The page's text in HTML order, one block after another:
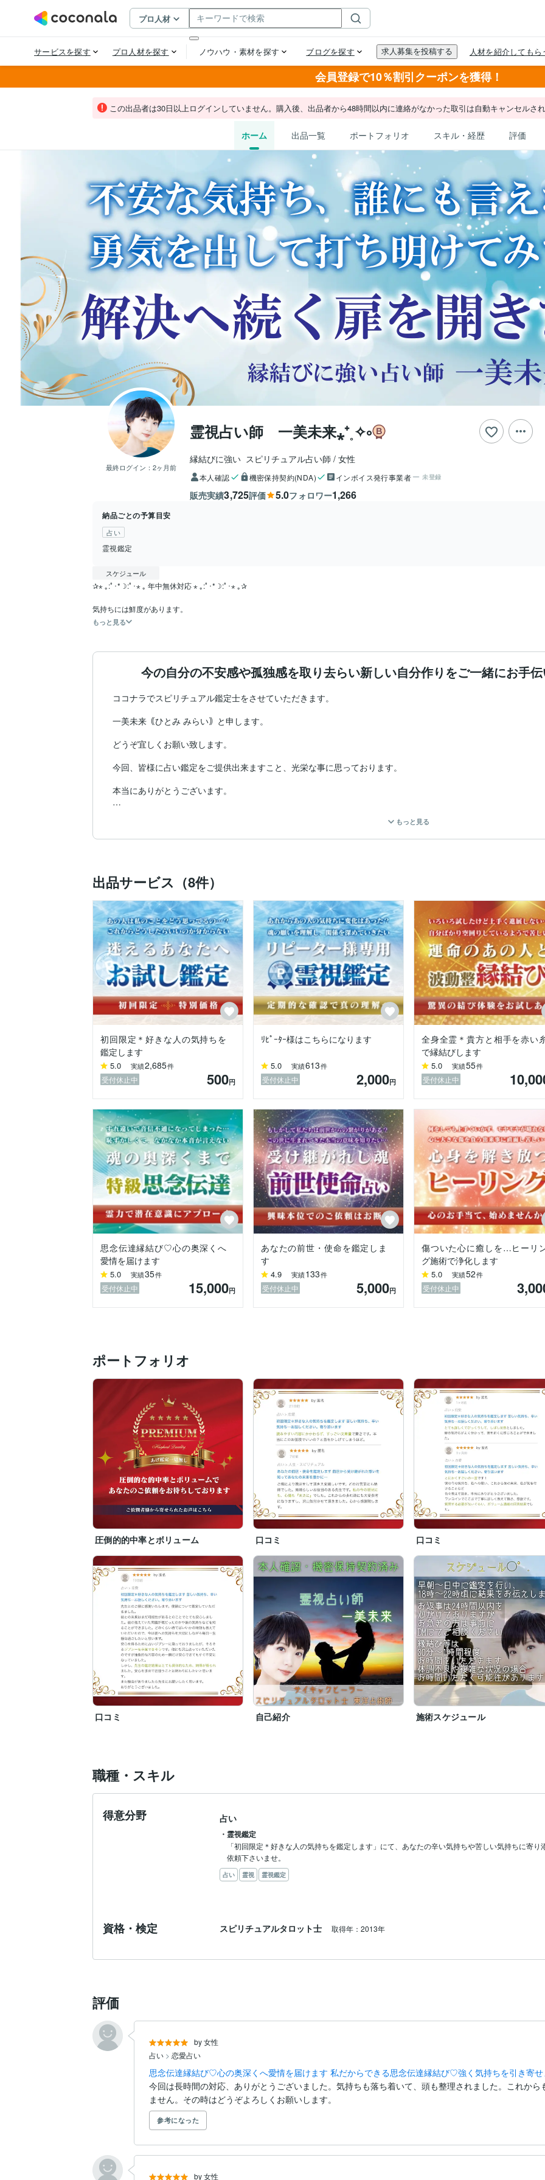
会員登録で10％割引クーポンを獲得！
この出品者は30日以上ログインしていません。購入後、出品者から48時間以内に連絡がなかった取引は自動キャンセルさ
ホーム 出品一覧 ポートフォリオ スキル・経歴 評価
最終ログイン： 2ヶ月前
霊視占い師 一美未来⁎⁺˳✧༚
縁結びに強い  スピリチュアル占い師 女性
本人確認 機密保持契約(NDA) インボイス発行事業者 未登録
販売実績3,725評価 5.0フォロワー1,266
納品ごとの予算目安
占い
霊視鑑定
スケジュール
✰⋆ ｡:ﾟ･*☽:ﾟ･⋆ ｡ 年中無休対応 ⋆ ｡:ﾟ･*☽:ﾟ･⋆ ｡✰
もっと見る
今の自分の不安感や孤独感を取り去らい新しい自分作りをご一緒にお手
ココナラでスピリチュアル鑑定士をさせていただきます。
一美未来｟ひとみ みらい｠と申します。
どうぞ宜しくお願い致します。
今回、皆様に占い鑑定をご提供出来ますこと、光栄な事に思っております。
本当にありがとうございます。
幼少期から、霊感がありました。
学生時代からも、友人や知人にかなり相談をされてきました。
大人になった際には職場の方々も数多く霊視でアドバイスをしてきました。
ちまたで少し有名になった私の鑑定で、携帯電話も知らない方からかかってくるようになった程でした。
今は、無料で友人に鑑定することはなく、プロで活動させていただいております。
私の鑑定スタイルでは、良い結果、悪い結果、又はその事象に関してのご提案とアドバイスをお伝えします。
悪い結果だとしても寄り添い鑑定し、
今の自分の不安感や孤独感を取り去らい、
新しい自分作りをご一緒にお手伝いさせていただきます。
自分の力を全身全霊で放出し、ご相談者様の思いにお応え出来ます様に尽力させて頂きます。
もっと見る
出品サービス（8件）
初回限定＊好きな人の気持ちを
鑑定します
5.0 実績2,685件
受付休止中 500円
ﾘﾋﾟｰﾀｰ様はこちらになります
5.0 実績613件
受付休止中 2,000円
全身全霊＊貴方と相手を赤い
で縁結びします
5.0 実績55件
受付休止中
思念伝達縁結び♡心の奥深くへ
愛情を届けます
5.0 実績35件
受付休止中 15,000円
あなたの前世・使命を鑑定しま
す
4.9 実績133件
受付休止中 5,000円
傷ついた心に癒しを…ヒーリ
グ施術で浄化します
5.0 実績52件
受付休止中
ポートフォリオ
圧倒的的中率とボリューム 口コミ 口コミ
口コミ 自己紹介 施術スケジュール
職種・スキル
得意分野 占い
・霊視鑑定
「初回限定＊好きな人の気持ちを鑑定します」にて、あなたの辛い気持ちや苦しい気持ちに寄
依頼下さいませ。
占い 霊視 霊視鑑定
資格・検定 スピリチュアルタロット士 取得年：2013年
評価
by 女性
占い > 恋愛占い
思念伝達縁結び♡心の奥深くへ愛情を届けます 私だからできる思念伝達縁結び♡強く気持ちを引き寄
今回は長時間の対応、ありがとうございました。気持ちも落ち着いて、頭も整理されました。これか
ません。その時はどうぞよろしくお願いします。
参考になった
by 女性